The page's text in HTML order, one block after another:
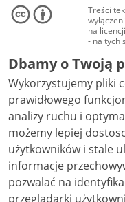
Treści
na
- na tych
audio i
Creative
NC-ND
Dbamy o Twoją
Wykorzystujemy pliki
prawidłowego
analizy ruchu i
możemy lepiej
użytkowników i stale
informacje
pozwalać na
przeglądarki